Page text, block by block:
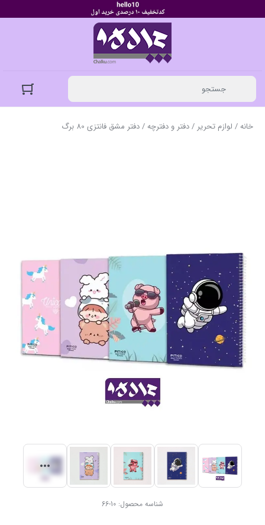
خانه/ لوازم تحریر /دفتر و دفترچه/ دفتر مشق فانتزی 80 برگ
شناسه محصول: 10-66